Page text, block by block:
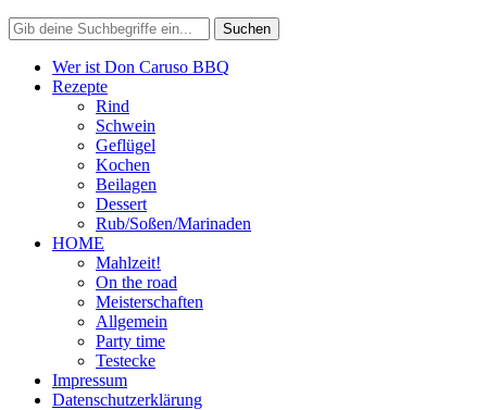
Wer ist Don Caruso BBQ
Rezepte
Rind
Schwein
Geflügel
Kochen
Beilagen
Dessert
Rub/Soßen/Marinaden
HOME
Mahlzeit!
On the road
Meisterschaften
Allgemein
Party time
Testecke
Impressum
Datenschutzerklärung